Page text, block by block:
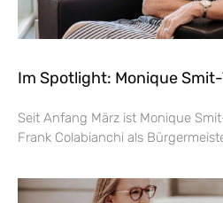
Im Spotlight: Monique
Seit Anfang März ist Monique
Frank Colabianchi als